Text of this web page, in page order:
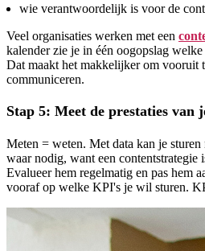
wie verantwoordelijk is voor de
Veel organisaties werken met een
kalender zie je in één oogopslag
Dat maakt het makkelijker om vooruit
communiceren.
Stap 5: Meet de prestaties van
Meten = weten. Met data kan je sturen
waar nodig, want een contentstrategie
Evalueer hem regelmatig en pas hem
vooraf op welke KPI's je wil sturen.